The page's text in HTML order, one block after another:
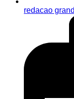
redacao